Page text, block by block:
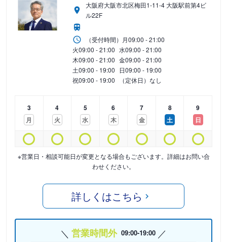
大阪府大阪市北区梅田1-11-4 大阪駅前第4ビ
ル22F
（受付時間） 月09:00 - 21:00
火09:00 - 21:00 水09:00 - 21:00
木09:00 - 21:00 金09:00 - 21:00
土09:00 - 19:00 日09:00 - 19:00
祝09:00 - 19:00 （定休日）なし
3
月
4
火
5
水
6
木
7
金
8
土
9
日
※営業日・相談可能日が変更となる場合もございます。詳細はお問い合
わせください。
詳しくはこちら
営業時間外 09:00-19:00